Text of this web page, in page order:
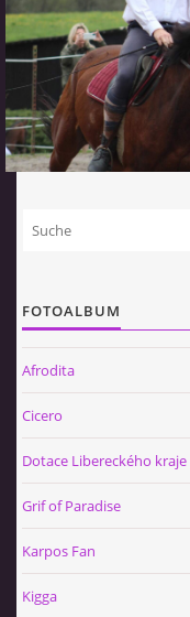
FOTOALBUM
Afrodita
Cicero
Dotace Libereckého kraje
Grif of Paradise
Karpos Fan
Kigga